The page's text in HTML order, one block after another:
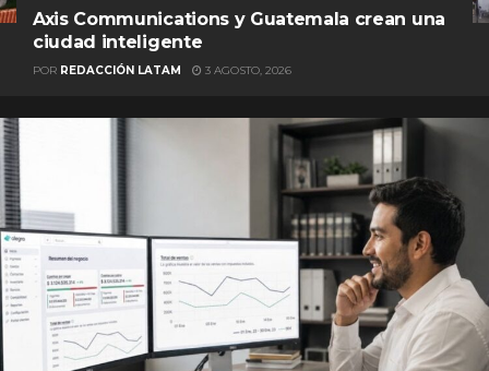
Axis Communications y Guatemala crean una
ciudad inteligente
POR REDACCIÓN LATAM 3 AGOSTO, 2026